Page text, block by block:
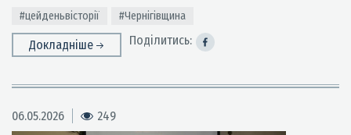
#цейденьвісторії #Чернігівщина
Докладніше Поділитись:
06.05.2026 249